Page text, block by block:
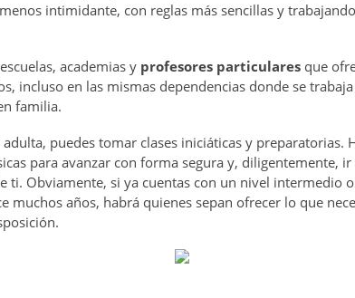
intimidante, con reglas más sencillas y
academias y profesores particulares que
incluso en las mismas dependencias donde se
familia.
puedes tomar clases iniciáticas y preparatorias.
para avanzar con forma segura y, diligentemente,
ti. Obviamente, si ya cuentas con un nivel intermedio
muchos años, habrá quienes sepan ofrecer lo que